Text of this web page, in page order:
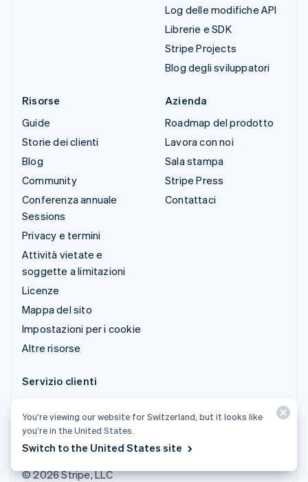
Log delle modifiche API
Librerie e SDK
Stripe Projects
Blog degli sviluppatori
Risorse
Guide
Storie dei clienti
Blog
Community
Conferenza annuale
Sessions
Privacy e termini
Attività vietate e
soggette a limitazioni
Licenze
Mappa del sito
Impostazioni per i cookie
Altre risorse
Azienda
Roadmap del prodotto
Lavora con noi
Sala stampa
Stripe Press
Contattaci
Servizio clienti
Piani di assistenza
gestita
© 2026 Stripe, LLC
You’re viewing our website for Switzerland, but it looks like
you’re in the United States.
Switch to the United States site